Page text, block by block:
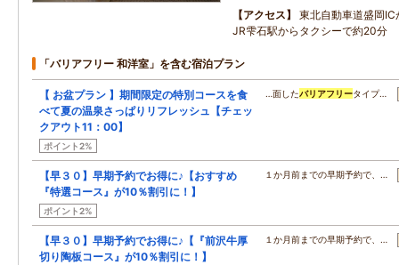
アクセス
東北自動車道盛岡
JR雫石駅からタクシーで約20分
「バリアフリー 和洋室」を含む宿泊プラン
【 お盆プラン 】期間限定の特別コースを食
べて夏の温泉さっぱりリフレッシュ【チェッ
クアウト11：00】
ポイント2%
…面したバリアフリータイプ…
【早３０】早期予約でお得に♪【おすすめ
『特選コース』が10％割引に！】
ポイント2%
１か月前までの早期予約で、…
【早３０】早期予約でお得に♪【『前沢牛厚
切り陶板コース』が10％割引に！】
１か月前までの早期予約で、…